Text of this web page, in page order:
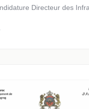
Directeur des